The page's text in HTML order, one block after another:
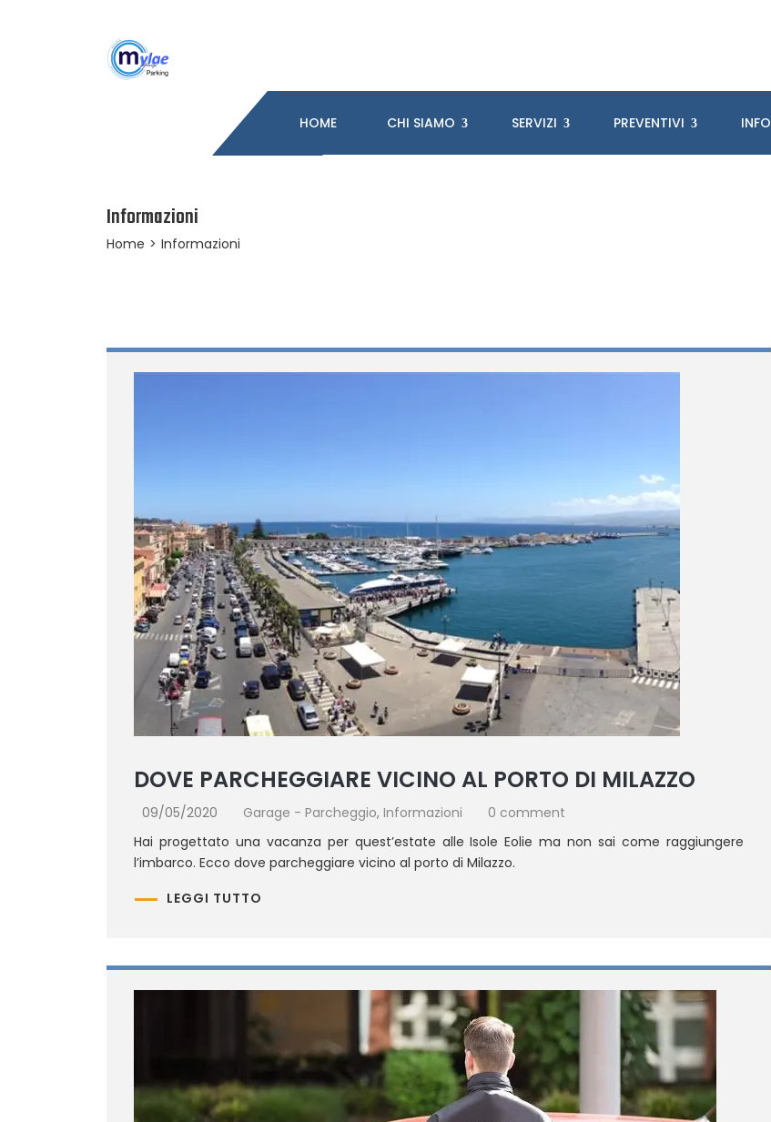
HOME CHI SIAMO SERVIZI PREVENTIVI INFO
Informazioni
Home > Informazioni
DOVE PARCHEGGIARE VICINO AL PORTO DI MILAZZO
09/05/2020 Garage - Parcheggio, Informazioni
0 comment
Hai progettato una vacanza per quest’estate alle Isole Eolie ma non sai come raggiungere
l’imbarco. Ecco dove parcheggiare vicino al porto di Milazzo.
LEGGI TUTTO